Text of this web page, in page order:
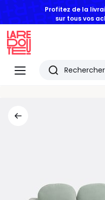
Profitez de la
sur tous vos
Menu
Redoute
Rechercher